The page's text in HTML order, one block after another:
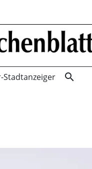
search